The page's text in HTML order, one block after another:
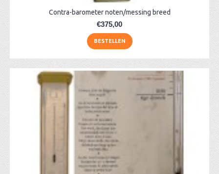
Contra-barometer noten/messing breed
€375,00
BESTELLEN